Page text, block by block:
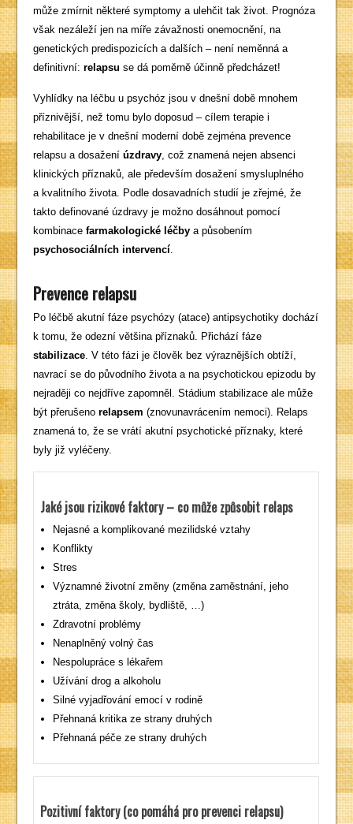
může zmírnit některé symptomy a ulehčit tak život. Prognóza
však nezáleží jen na míře závažnosti onemocnění, na
genetických predispozicích a dalších – není neměnná a
definitivní:relapsu se dá poměrně účinně předcházet!
Vyhlídky na léčbu u psychóz jsou v dnešní době mnohem
příznivější, než tomu bylo doposud – cílem terapie i
rehabilitace je v dnešní moderní době zejména prevence
relapsu a dosaženíúzdravy , což znamená nejen absenci
klinických příznaků, ale především dosažení smysluplného
a kvalitního života. Podle dosavadních studií je zřejmé, že
takto definované úzdravy je možno dosáhnout pomocí
kombinacefarmakologické léčby a působením
psychosociálních intervencí
Prevence relapsu
Po léčbě akutní fáze psychózy (atace) antipsychotiky dochází
k tomu, že odezní většina příznaků. Přichází fáze
stabilizace . V této fázi je člověk bez výraznějších obtíží,
navrací se do původního života a na psychotickou epizodu by
nejraději co nejdříve zapomněl. Stádium stabilizace ale může
být přerušenorelapsem (znovunavrácením nemoci). Relaps
znamená to, že se vrátí akutní psychotické příznaky, které
byly již vyléčeny.
Jaké jsou rizikové faktory – co může způsobit relaps
Nejasné a komplikované mezilidské vztahy
Konflikty
Stres
Významné životní změny (změna zaměstnání, jeho
ztráta, změna školy, bydliště, …)
Zdravotní problémy
Nenaplněný volný čas
Nespolupráce s lékařem
Užívání drog a alkoholu
Silné vyjadřování emocí v rodině
Přehnaná kritika ze strany druhých
Přehnaná péče ze strany druhých
Pozitivní faktory (co pomáhá pro prevenci relapsu)